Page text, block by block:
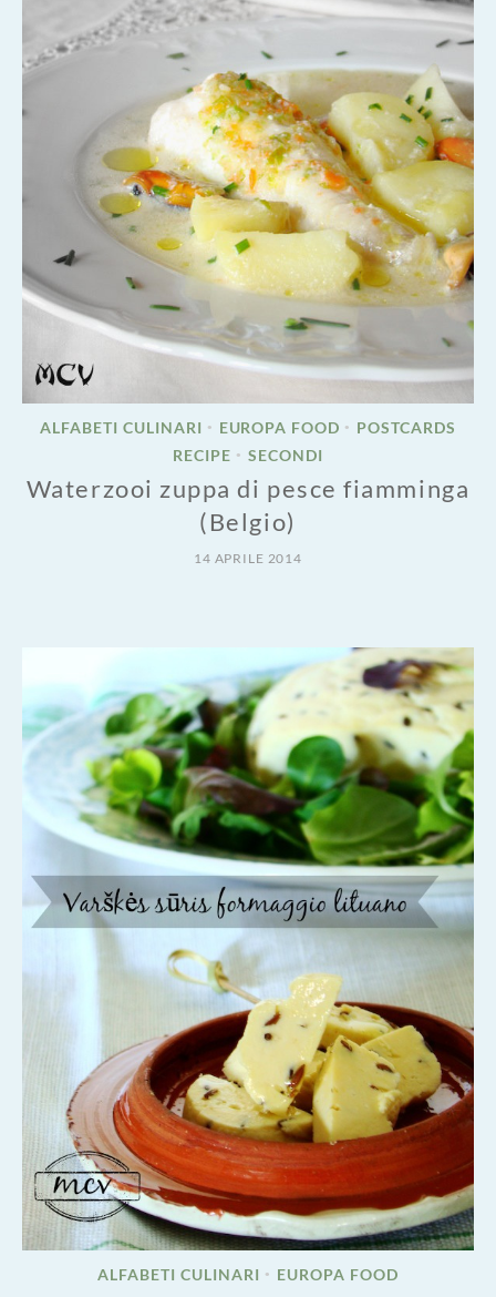
ALFABETI CULINARI • EUROPA FOOD •
POSTCARDS
RECIPE • SECONDI
Waterzooi zuppa di pesce fiamminga
(Belgio)
14 APRILE 2014
ALFABETI CULINARI • EUROPA FOOD